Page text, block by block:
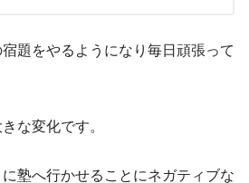
題をやるようになり毎日頑張って
な変化です。
塾へ行かせることにネガティブな